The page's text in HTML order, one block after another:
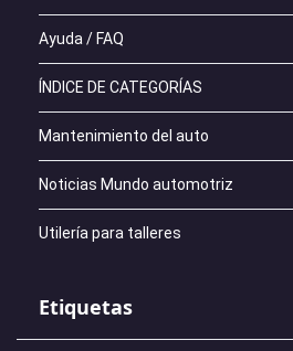
Ayuda / FAQ
ÍNDICE DE CATEGORÍAS
Mantenimiento del auto
Noticias Mundo automotriz
Utilería para talleres
Etiquetas